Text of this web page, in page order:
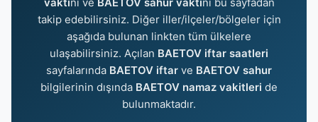
takip edebilirsiniz. Diğer iller/ilçeler/bölgeler için
aşağıda bulunan linkten tüm ülkelere
ulaşabilirsiniz. Açılan BAETOV iftar saatleri
sayfalarında BAETOV iftar ve BAETOV sahur
bilgilerinin dışında BAETOV namaz vakitleri de
bulunmaktadır.